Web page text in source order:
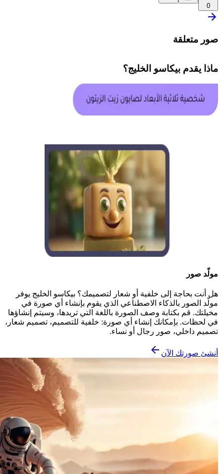
0
صور متعلقة
ماذا يقدم بيكاسو الخليج؟
مولّد صور
هل أنت بحاجة إلى خلفية أو شعار لتصميمك؟ بيكاسو الخليج يوفر
مولّد الصور بالذكاء الاصطناعي الذي يقوم بإنشاء أي صورة في
مخيلتك. قم بكتابة وصف الصورة باللغة التي تريدها، وسيتم إنشاؤها
في لحظات. بإمكانك إنشاء أي صورة: خلفية للتصميم، تصميم شعار،
تصميم داخلي، صور رجال أو نساء.
أنشئ صورتك الآن